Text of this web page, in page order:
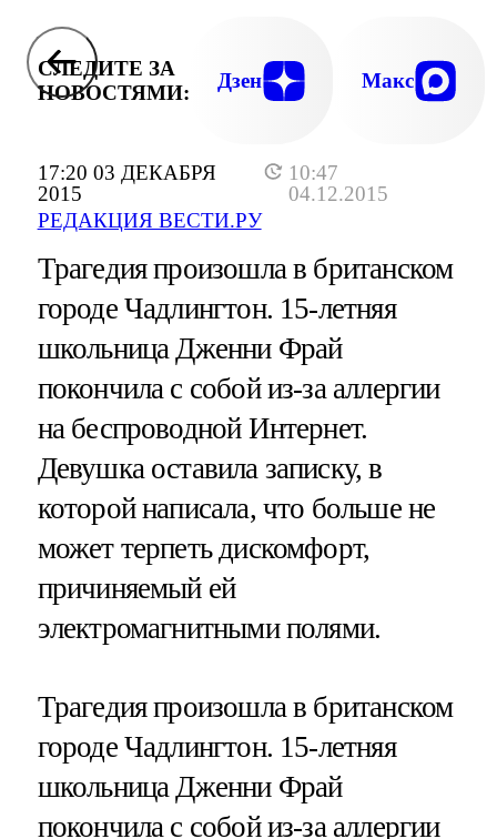
17:20 03 ДЕКАБРЯ
2015
10:47
04.12.2015
РЕДАКЦИЯ ВЕСТИ.РУ
СЛЕДИТЕ ЗА
НОВОСТЯМИ:
Дзен Макс
Трагедия произошла в британском
городе Чадлингтон. 15-летняя
школьница Дженни Фрай
покончила с собой из-за аллергии
на беспроводной Интернет.
Девушка оставила записку, в
которой написала, что больше не
может терпеть дискомфорт,
причиняемый ей
электромагнитными полями.
Трагедия произошла в британском
городе Чадлингтон. 15-летняя
школьница Дженни Фрай
покончила с собой из-за аллергии